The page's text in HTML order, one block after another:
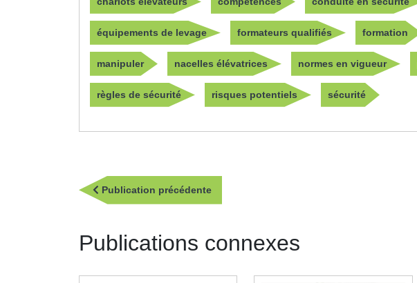
équipements de levage formateurs qualifiés formation
manipuler nacelles élévatrices normes en vigueur
règles de sécurité risques potentiels sécurité
Navigation
de
l’article
Publication précédentePublication
précédente
Publications connexes